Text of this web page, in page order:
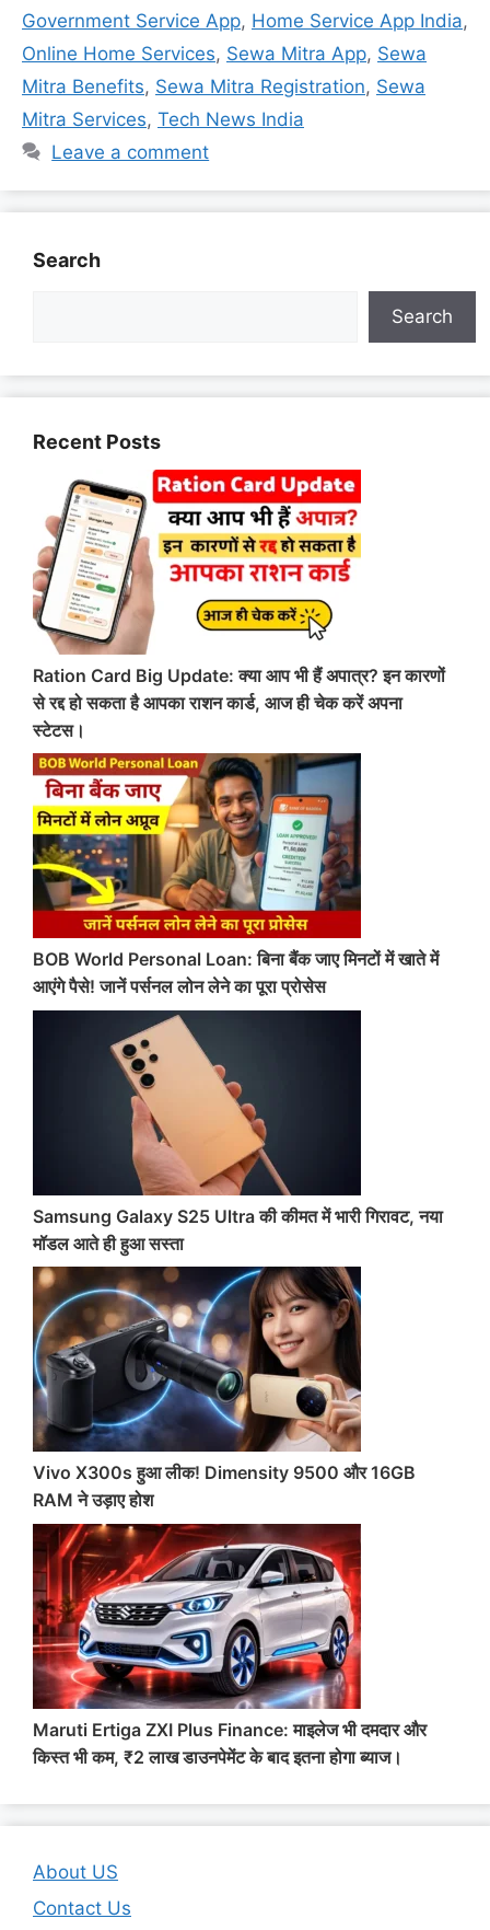
Government Service App, Home Service App India,
Online Home Services, Sewa Mitra App, Sewa
Mitra Benefits, Sewa Mitra Registration, Sewa
Mitra Services, Tech News India
Leave a comment
Search
Search
Recent Posts
Ration Card Big Update: क्या आप भी हैं अपात्र? इन कारणों
से रद्द हो सकता है आपका राशन कार्ड, आज ही चेक करें अपना
स्टेटस।
BOB World Personal Loan: बिना बैंक जाए मिनटों में खाते में
आएंगे पैसे! जानें पर्सनल लोन लेने का पूरा प्रोसेस
Samsung Galaxy S25 Ultra की कीमत में भारी गिरावट, नया
मॉडल आते ही हुआ सस्ता
Vivo X300s हुआ लीक! Dimensity 9500 और 16GB
RAM ने उड़ाए होश
Maruti Ertiga ZXI Plus Finance: माइलेज भी दमदार और
किस्त भी कम, ₹2 लाख डाउनपेमेंट के बाद इतना होगा ब्याज।
About US
Contact Us